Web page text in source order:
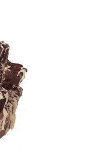
70,00 €